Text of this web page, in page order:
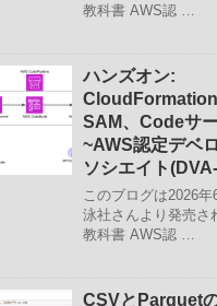
教科書 AWS認 …
ハンズオン:
CloudFormation
SAM、Codeサ
~AWS認定デベ
ソシエイト
このブログは2026年
泳社さんより発売さ
教科書 AWS認 …
CSVとParquet